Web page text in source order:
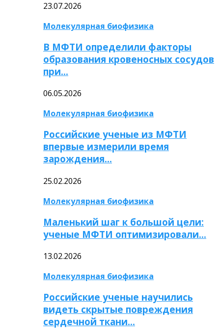
23.07.2026
Молекулярная биофизика
В МФТИ определили факторы
образования кровеносных сосудов
при…
06.05.2026
Молекулярная биофизика
Российские ученые из МФТИ
впервые измерили время
зарождения…
25.02.2026
Молекулярная биофизика
Маленький шаг к большой цели:
ученые МФТИ оптимизировали…
13.02.2026
Молекулярная биофизика
Российские ученые научились
видеть скрытые повреждения
сердечной ткани…